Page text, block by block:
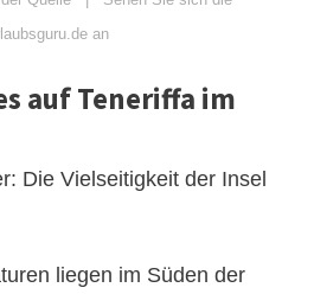
an
auf Teneriffa im
Die Vielseitigkeit der Insel
liegen im Süden der